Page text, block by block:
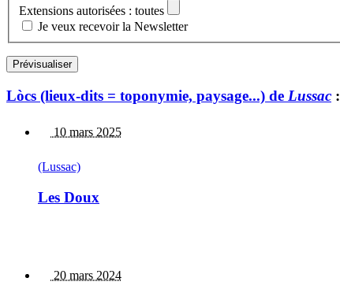
Extensions autorisées : toutes
Je veux recevoir la Newsletter
Lòcs (lieux-dits = toponymie, paysage...) de Lussac :
10 mars 2025
(Lussac)
Les Doux
20 mars 2024